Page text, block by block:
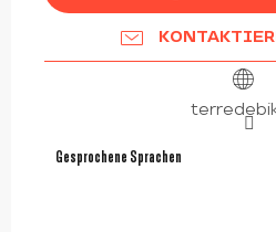
Gesprochene Sprachen
Gesprochene Sprachen